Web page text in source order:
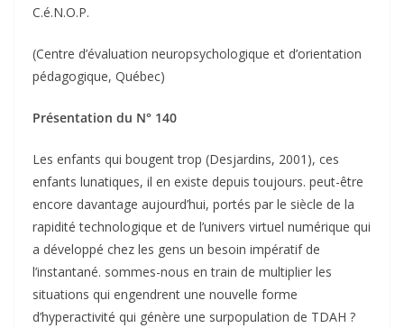
C.é.N.O.P.
(Centre d’évaluation neuropsychologique et d’orientation
pédagogique, Québec)
Présentation du N° 140
Les enfants qui bougent trop (Desjardins, 2001), ces
enfants lunatiques, il en existe depuis toujours. peut-être
encore davantage aujourd’hui, portés par le siècle de la
rapidité technologique et de l’univers virtuel numérique qui
a développé chez les gens un besoin impératif de
l’instantané. sommes-nous en train de multiplier les
situations qui engendrent une nouvelle forme
d’hyperactivité qui génère une surpopulation de TDAH ?